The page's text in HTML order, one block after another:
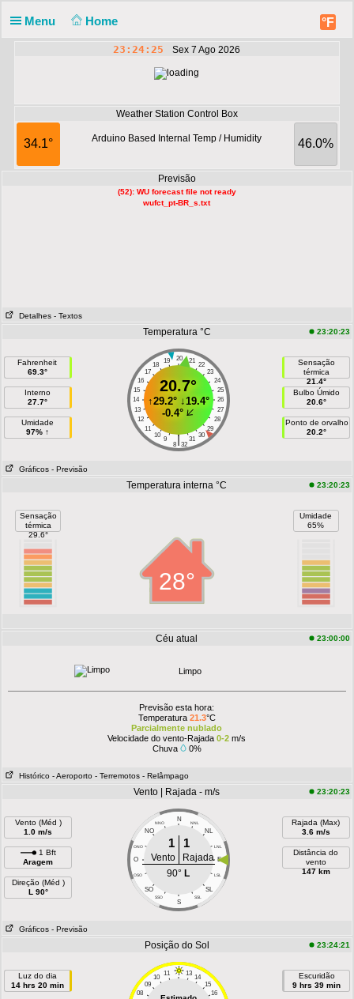
Menu Home °F
23:24:25 Sex 7 Ago 2026
Weather Station Control Box
34.1° 46.0%
Arduino Based Internal Temp / Humidity
Previsão
(52): WU forecast file not ready
wufct_pt-BR_s.txt
Detalhes - Textos
Temperatura °C 23:20:23
Fahrenheit
69.3°
Interno
27.7°
Umidade
97% ↑
20
19 21
18
22
17
23
16
24
15
25
14
26
13
27
12
28
11
29
10
30
9 31
|
8 32
20.7°
↑29.2°↓19.4°
-0.4°
Sensação
térmica
21.4°
Bulbo Úmido
20.6°
Ponto de orvalho
20.2°
Gráficos - Previsão
Temperatura interna °C 23:20:23
Sensação
térmica
29.6°
28°
Umidade
65%
Céu atual 23:00:00
Limpo
Previsão esta hora:
Temperatura 21.3°C
Parcialmente nublado
Velocidade do vento-Rajada 0-2 m/s
Chuva
0%
Histórico - Aeroporto - Terremotos - Relâmpago
Vento | Rajada - m/s 23:20:23
Vento (Méd )
1.0 m/s
1 Bft
Aragem
Direção (Méd )
L 90°
N
NNO NNL
NO NL
ONO LNL
O E
OSO LSL
SO SL
SSO SSL
S
1 1
Vento
Rajada
90° L
Rajada (Max)
3.6 m/s
Distância do
vento
147 km
Gráficos - Previsão
Posição do Sol 23:24:21
Luz do dia
14 hrs 20 min
11 13
10
14
09
15
08
16
Escuridão
9 hrs 39 min